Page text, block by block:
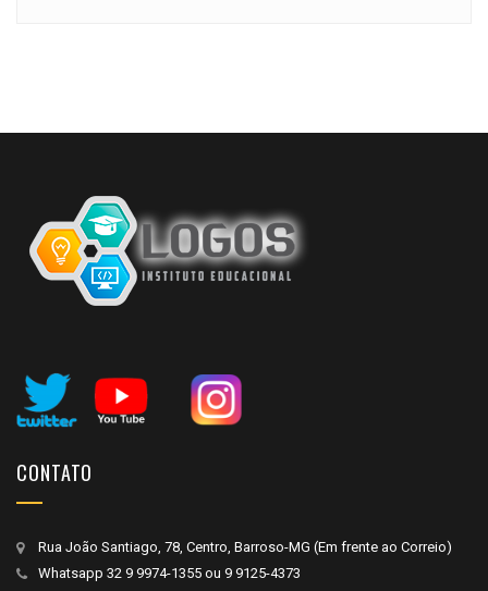
CONTATO
Rua João Santiago, 78, Centro, Barroso-MG (Em frente ao Correio)
Whatsapp 32 9 9974-1355 ou 9 9125-4373